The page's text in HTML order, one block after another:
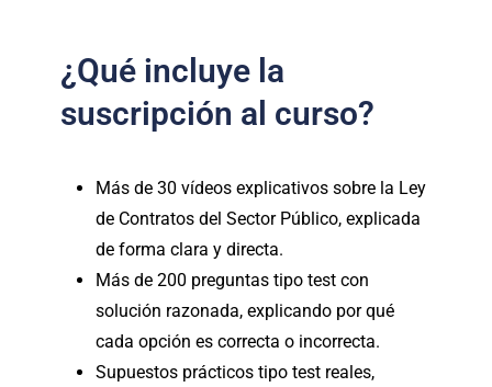
¿Qué incluye la
suscripción al curso?
Más de 30 vídeos explicativos sobre la Ley
de Contratos del Sector Público, explicada
de forma clara y directa.
Más de 200 preguntas tipo test con
solución razonada, explicando por qué
cada opción es correcta o incorrecta.
Supuestos prácticos tipo test reales,